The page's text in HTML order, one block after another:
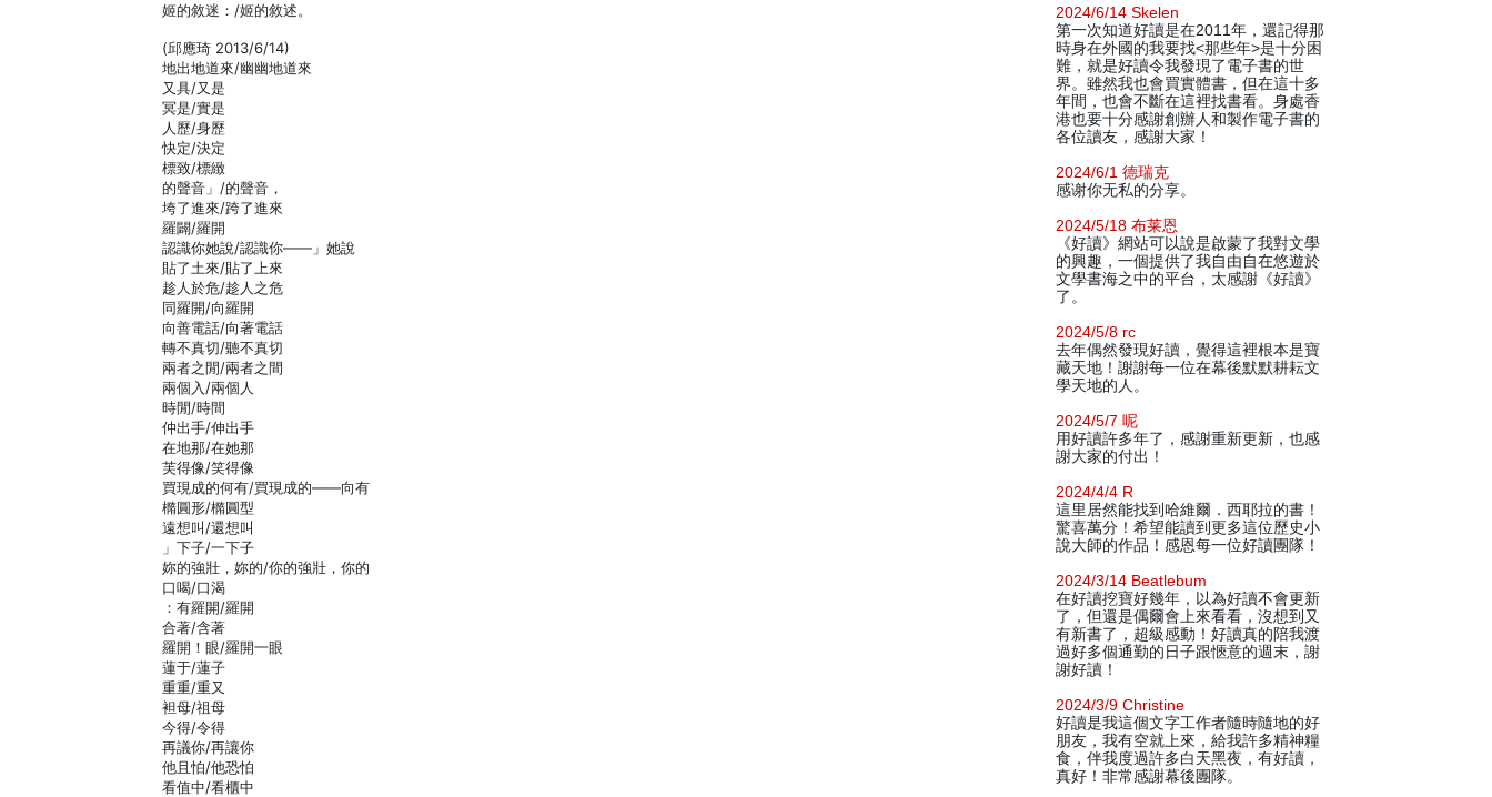
姬的敘迷：/姬的敘述。
(邱應琦 2013/6/14)
地出地道來/幽幽地道來
又具/又是
冥是/實是
人歷/身歷
快定/決定
標致/標緻
的聲音」/的聲音，
垮了進來/跨了進來
羅闢/羅開
認識你她說/認識你——」她說
貼了土來/貼了上來
趁人於危/趁人之危
同羅開/向羅開
向善電話/向著電話
轉不真切/聽不真切
兩者之閒/兩者之間
兩個入/兩個人
時閒/時間
仲出手/伸出手
在地那/在她那
芙得像/笑得像
買現成的何有/買現成的——向有
橢圓形/橢圓型
遠想叫/還想叫
」下子/一下子
妳的強壯，妳的/你的強壯，你的
口喝/口渴
：有羅開/羅開
合著/含著
羅開！眼/羅開一眼
蓮于/蓮子
重重/重又
袒母/祖母
今得/令得
再議你/再讓你
他且怕/他恐怕
看值中/看櫃中
2024/6/14 Skelen
第一次知道好讀是在2011年，還記得那
時身在外國的我要找<那些年>是十分困
難，就是好讀令我發現了電子書的世
界。雖然我也會買實體書，但在這十多
年間，也會不斷在這裡找書看。身處香
港也要十分感謝創辦人和製作電子書的
各位讀友，感謝大家！
2024/6/1 德瑞克
感谢你无私的分享。
2024/5/18 布莱恩
《好讀》網站可以說是啟蒙了我對文學
的興趣，一個提供了我自由自在悠遊於
文學書海之中的平台，太感謝《好讀》
了。
2024/5/8 rc
去年偶然發現好讀，覺得這裡根本是寶
藏天地！謝謝每一位在幕後默默耕耘文
學天地的人。
2024/5/7 呢
用好讀許多年了，感謝重新更新，也感
謝大家的付出！
2024/4/4 R
這里居然能找到哈維爾．西耶拉的書！
驚喜萬分！希望能讀到更多這位歷史小
說大師的作品！感恩每一位好讀團隊！
2024/3/14 Beatlebum
在好讀挖寶好幾年，以為好讀不會更新
了，但還是偶爾會上來看看，沒想到又
有新書了，超級感動！好讀真的陪我渡
過好多個通勤的日子跟愜意的週末，謝
謝好讀！
2024/3/9 Christine
好讀是我這個文字工作者隨時隨地的好
朋友，我有空就上來，給我許多精神糧
食，伴我度過許多白天黑夜，有好讀，
真好！非常感謝幕後團隊。